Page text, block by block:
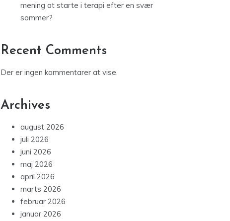
mening at starte i terapi efter en svær
sommer?
Recent Comments
Der er ingen kommentarer at vise.
Archives
august 2026
juli 2026
juni 2026
maj 2026
april 2026
marts 2026
februar 2026
januar 2026